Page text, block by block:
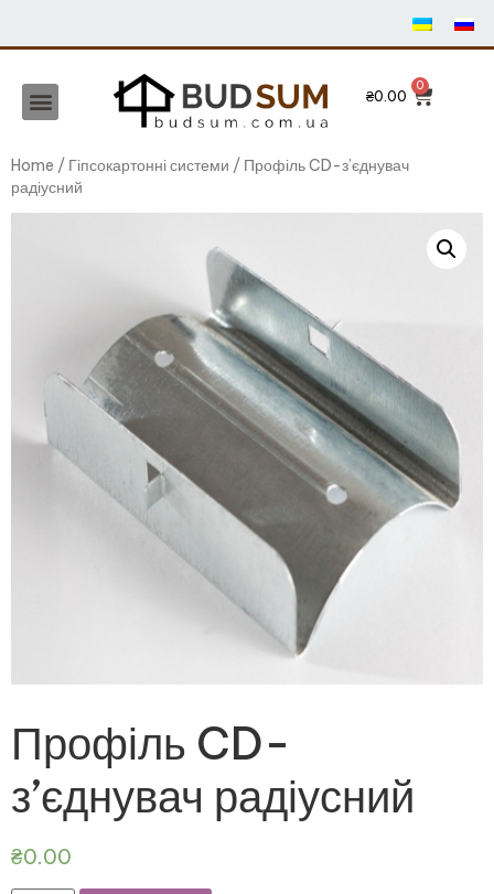
₴0.00
Home / Гіпсокартонні системи / Профіль CD-з’єднувач
радіусний
Профіль CD-
з’єднувач радіусний
₴0.00